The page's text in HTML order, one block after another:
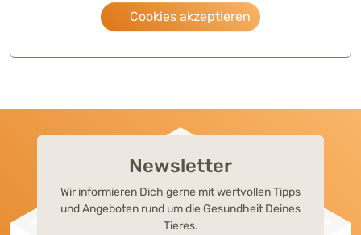
Cookies akzeptieren
Newsletter
Wir informieren Dich gerne mit wertvollen Tipps
und Angeboten rund um die Gesundheit Deines
Tieres.